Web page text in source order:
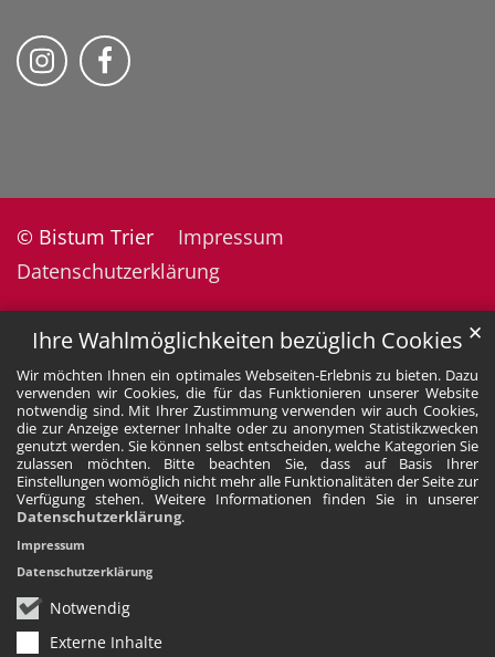
Ihre Wahlmöglichkeiten bezüglich Cookies
Wir möchten Ihnen ein optimales Webseiten-Erlebnis zu bieten. Dazu
verwenden wir Cookies, die für das Funktionieren unserer Website
notwendig sind. Mit Ihrer Zustimmung verwenden wir auch Cookies,
die zur Anzeige externer Inhalte oder zu anonymen Statistikzwecken
genutzt werden. Sie können selbst entscheiden, welche Kategorien Sie
zulassen möchten. Bitte beachten Sie, dass auf Basis Ihrer
Einstellungen womöglich nicht mehr alle Funktionalitäten der Seite zur
Verfügung stehen. Weitere Informationen finden Sie in unserer
Datenschutzerklärung.
Notwendig
Externe Inhalte
✕
Impressum
Datenschutzerklärung
Folge uns auf Instragram
Fogle uns auf Facebook
© Bistum Trier
Impressum
Datenschutzerklärung